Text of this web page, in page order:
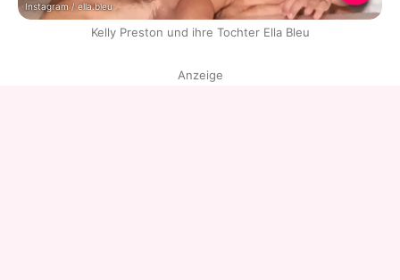
Instagram / ella.bleu
Kelly Preston und ihre Tochter Ella Bleu
Anzeige